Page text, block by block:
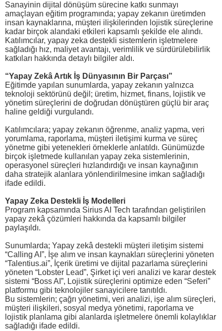
Sanayinin dijital dönüşüm sürecine katkı sunmayı
amaçlayan eğitim programında; yapay zekanın üretimden
insan kaynaklarına, müşteri ilişkilerinden lojistik süreçlerine
kadar birçok alandaki etkileri kapsamlı şekilde ele alındı.
Katılımcılar, yapay zeka destekli sistemlerin işletmelere
sağladığı hız, maliyet avantajı, verimlilik ve sürdürülebilirlik
katkıları hakkında detaylı bilgiler aldı.
“Yapay Zekâ Artık İş Dünyasının Bir Parçası”
Eğitimde yapılan sunumlarda, yapay zekanın yalnızca
teknoloji sektörünü değil; üretim, hizmet, finans, lojistik ve
yönetim süreçlerini de doğrudan dönüştüren güçlü bir araç
haline geldiği vurgulandı.
Katılımcılara; yapay zekanın öğrenme, analiz yapma, veri
yorumlama, raporlama, müşteri iletişimi kurma ve süreç
yönetme gibi yetenekleri örneklerle anlatıldı. Günümüzde
birçok işletmede kullanılan yapay zeka sistemlerinin,
operasyonel süreçleri hızlandırdığı ve insan kaynağının
daha stratejik alanlara yönlendirilmesine imkan sağladığı
ifade edildi.
Yapay Zeka Destekli İş Modelleri
Program kapsamında Sirius AI Tech tarafından geliştirilen
yapay zekâ çözümleri hakkında da kapsamlı bilgiler
paylaşıldı.
Sunumlarda; Yapay zekâ destekli müşteri iletişim sistemi
“Calling AI”, İşe alım ve insan kaynakları süreçlerini yöneten
“Talentius.ai”, İçerik üretimi ve dijital pazarlama süreçlerini
yöneten “Lobster Lead”, Şirket içi veri analizi ve karar destek
sistemi “Boss AI”, Lojistik süreçlerini optimize eden “Seferi”
platformu gibi teknolojiler sanayicilere tanıtıldı.
Bu sistemlerin; çağrı yönetimi, veri analizi, işe alım süreçleri,
müşteri ilişkileri, sosyal medya yönetimi, raporlama ve
lojistik planlama gibi alanlarda işletmelere önemli kolaylıklar
sağladığı ifade edildi.